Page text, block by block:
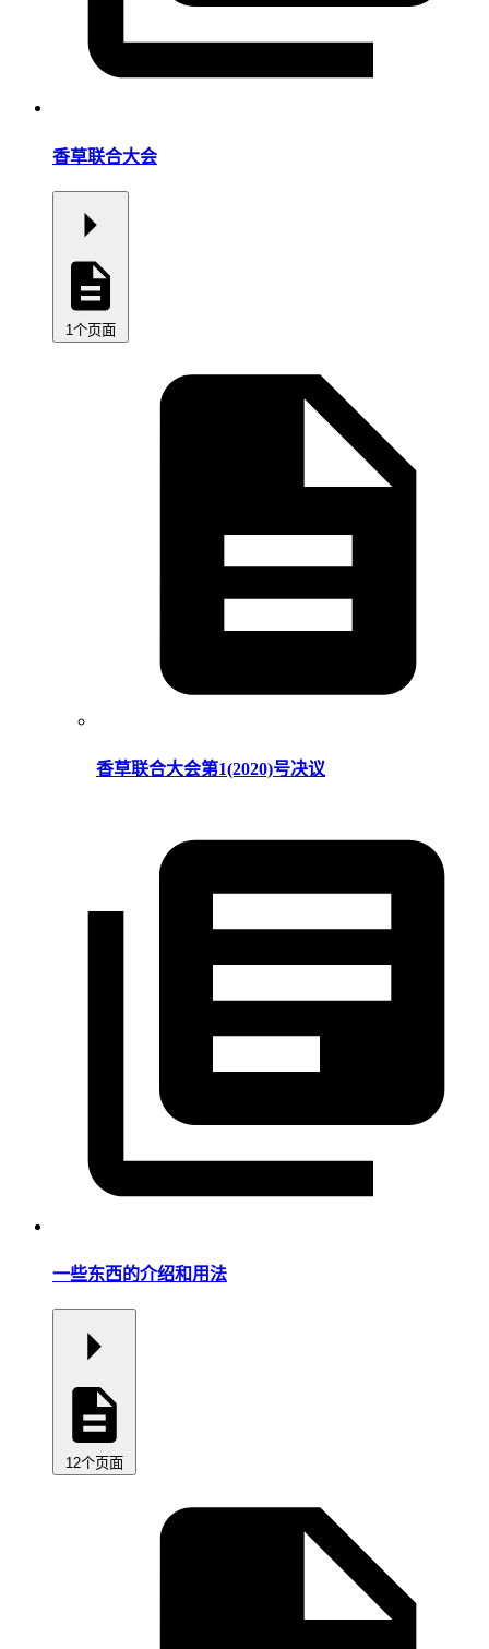
香草联合大会
1个页面
香草联合大会第1(2020)号决议
一些东西的介绍和用法
12个页面